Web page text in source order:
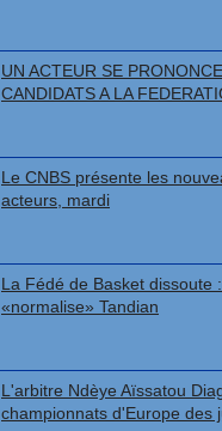
UN ACTEUR SE
CANDIDATS A LA
Le CNBS présente les
acteurs, mardi
La Fédé de Basket dissoute
«normalise» Tandian
L'arbitre Ndèye Aïssatou
championnats d'Europe des